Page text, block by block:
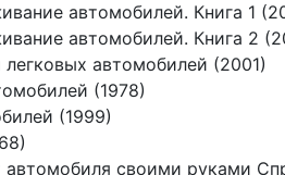
автомобилей. Книга 1
автомобилей. Книга 2
автомобилей (2001)
(1978)
(1999)
своими руками